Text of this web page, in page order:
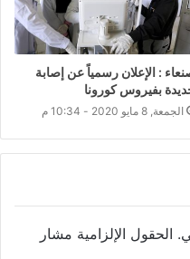
: الإعلان رسمياً عن إصابة
بفيروس كورونا
الجمعة, 8 مايو 2020 - 10:34 م
الحقول الإلزامية مشار